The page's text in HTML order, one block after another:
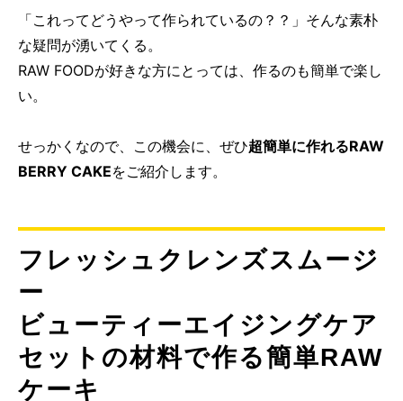
「これってどうやって作られているの？？」そんな素朴
な疑問が湧いてくる。
RAW FOODが好きな方にとっては、作るのも簡単で楽し
い。
せっかくなので、この機会に、ぜひ超簡単に作れるRAW
BERRY CAKEをご紹介します。
フレッシュクレンズスムージ
ー
ビューティーエイジングケア
セットの材料で作る簡単RAW
ケーキ